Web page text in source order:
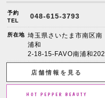
予約
TEL
048-615-3793
所在地 埼玉県さいたま市南区南
浦和
2-18-15-FAVO南浦和202
店舗情報を見る
HOT PEPPER BEAUTY